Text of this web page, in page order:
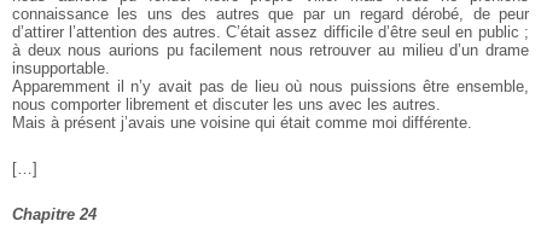
connaissance les uns des autres que par un regard dérobé, de peur
d’attirer l’attention des autres. C’était assez difficile d’être seul en public ;
à deux nous aurions pu facilement nous retrouver au milieu d’un drame
insupportable.
Apparemment il n’y avait pas de lieu où nous puissions être ensemble,
nous comporter librement et discuter les uns avec les autres.
Mais à présent j’avais une voisine qui était comme moi différente.
[…]
Chapitre 24